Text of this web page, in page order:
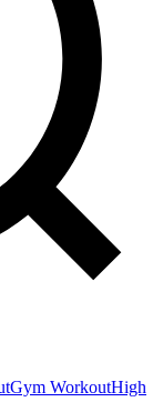
Gym WorkoutHigh